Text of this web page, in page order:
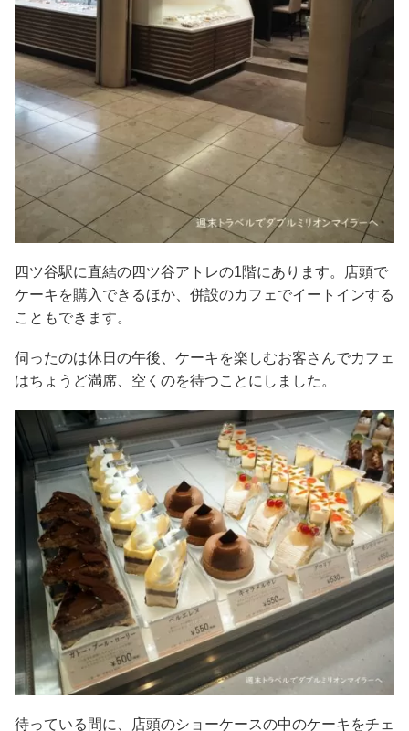
四ツ谷駅に直結の四ツ谷アトレの1階にあります。店頭で
ケーキを購入できるほか、併設のカフェでイートインする
こともできます。
伺ったのは休日の午後、ケーキを楽しむお客さんでカフェ
はちょうど満席、空くのを待つことにしました。
待っている間に、店頭のショーケースの中のケーキをチェ